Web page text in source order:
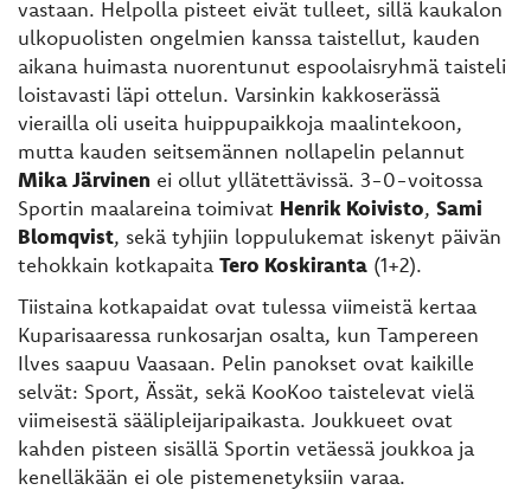
vastaan. Helpolla pisteet eivät tulleet, sillä kaukalon
ulkopuolisten ongelmien kanssa taistellut, kauden
aikana huimasta nuorentunut espoolaisryhmä taisteli
loistavasti läpi ottelun. Varsinkin kakkoserässä
vierailla oli useita huippupaikkoja maalintekoon,
mutta kauden seitsemännen nollapelin pelannut
Mika Järvinen ei ollut yllätettävissä. 3-0-voitossa
Sportin maalareina toimivat Henrik Koivisto, Sami
Blomqvist, sekä tyhjiin loppulukemat iskenyt päivän
tehokkain kotkapaita Tero Koskiranta (1+2).
Tiistaina kotkapaidat ovat tulessa viimeistä kertaa
Kuparisaaressa runkosarjan osalta, kun Tampereen
Ilves saapuu Vaasaan. Pelin panokset ovat kaikille
selvät: Sport, Ässät, sekä KooKoo taistelevat vielä
viimeisestä säälipleijaripaikasta. Joukkueet ovat
kahden pisteen sisällä Sportin vetäessä joukkoa ja
kenelläkään ei ole pistemenetyksiin varaa.